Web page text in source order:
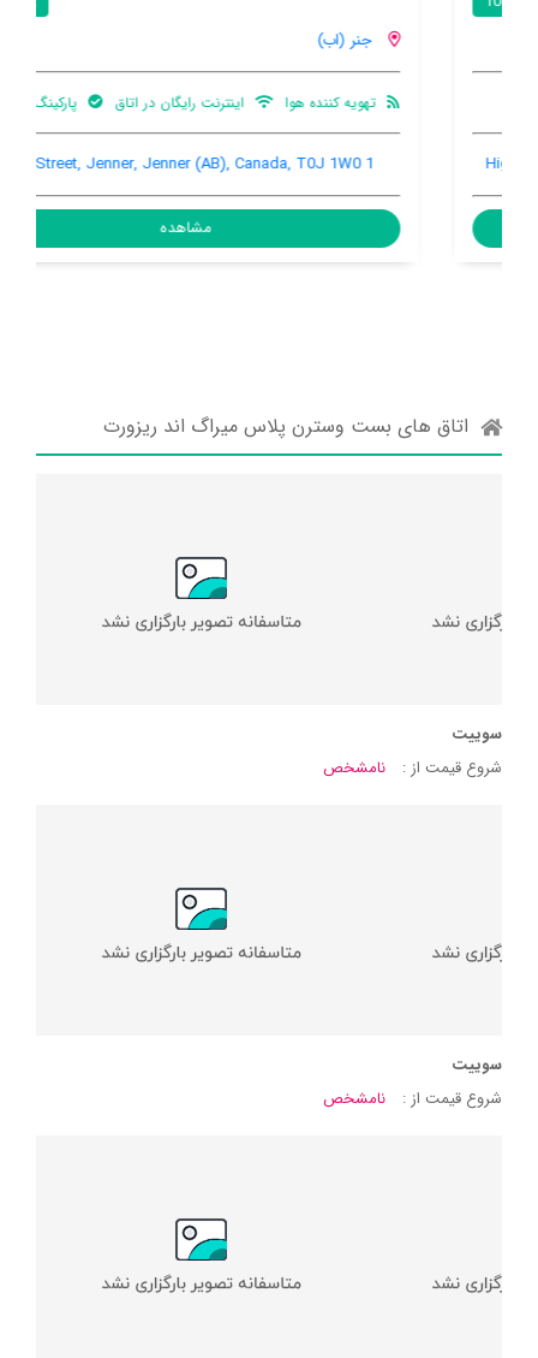
تهویه کننده هوا اینترنت رایگان در اتاق پارکینگ ماشین
اتاق های بست وسترن پلاس میراگ اند ریزورت
سوییت
شروع قیمت از :
نامشخص
سوییت
شروع قیمت از :
نامشخص